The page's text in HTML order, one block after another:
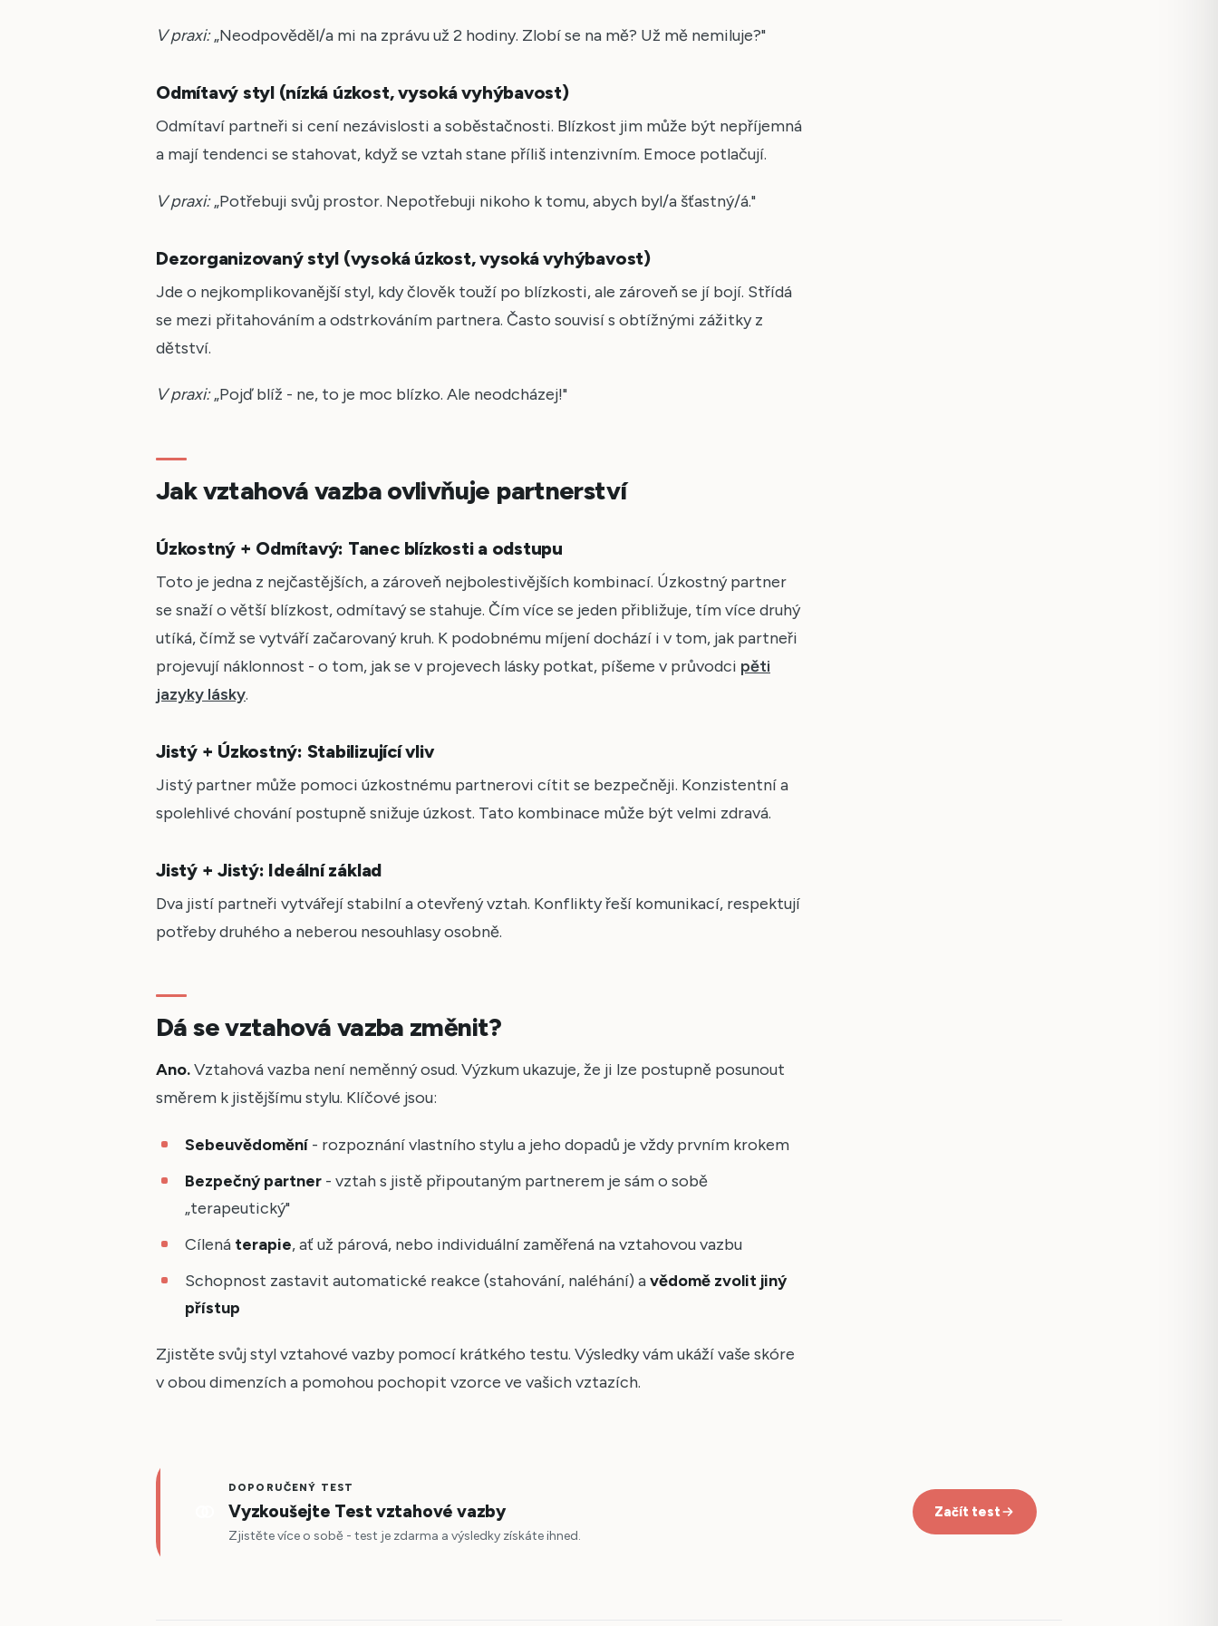
V praxi:„Neodpověděl/a mi na zprávu už 2 hodiny. Zlobí se na mě? Už mě nemiluje?"
Odmítavý styl (nízká úzkost, vysoká vyhýbavost)
Odmítaví partneři si cení nezávislosti a soběstačnosti. Blízkost jim může být nepříjemná
a mají tendenci se stahovat, když se vztah stane příliš intenzivním. Emoce potlačují.
V praxi:„Potřebuji svůj prostor. Nepotřebuji nikoho k tomu, abych byl/a šťastný/á."
Dezorganizovaný styl (vysoká úzkost, vysoká vyhýbavost)
Jde o nejkomplikovanější styl, kdy člověk touží po blízkosti, ale zároveň se jí bojí. Střídá
se mezi přitahováním a odstrkováním partnera. Často souvisí s obtížnými zážitky z
dětství.
V praxi:„Pojď blíž - ne, to je moc blízko. Ale neodcházej!"
Jak vztahová vazba ovlivňuje partnerství
Úzkostný + Odmítavý: Tanec blízkosti a odstupu
Toto je jedna z nejčastějších, a zároveň nejbolestivějších kombinací. Úzkostný partner
se snaží o větší blízkost, odmítavý se stahuje. Čím více se jeden přibližuje, tím více druhý
utíká, čímž se vytváří začarovaný kruh. K podobnému míjení dochází i v tom, jak partneři
projevují náklonnost - o tom, jak se v projevech lásky potkat, píšeme v průvodci pěti
jazyky lásky.
Jistý + Úzkostný: Stabilizující vliv
Jistý partner může pomoci úzkostnému partnerovi cítit se bezpečněji. Konzistentní a
spolehlivé chování postupně snižuje úzkost. Tato kombinace může být velmi zdravá.
Jistý + Jistý: Ideální základ
Dva jistí partneři vytvářejí stabilní a otevřený vztah. Konflikty řeší komunikací, respektují
potřeby druhého a neberou nesouhlasy osobně.
Dá se vztahová vazba změnit?
Ano.Vztahová vazba není neměnný osud. Výzkum ukazuje, že ji lze postupně posunout
směrem k jistějšímu stylu. Klíčové jsou:
Sebeuvědomění- rozpoznání vlastního stylu a jeho dopadů je vždy prvním krokem
Bezpečný partner- vztah s jistě připoutaným partnerem je sám o sobě
„terapeutický"
Cílená terapie, ať už párová, nebo individuální zaměřená na vztahovou vazbu
Schopnost zastavit automatické reakce (stahování, naléhání) avědomě zvolit jiný
přístup
Zjistěte svůj styl vztahové vazby pomocí krátkého testu. Výsledky vám ukáží vaše skóre
v obou dimenzích a pomohou pochopit vzorce ve vašich vztazích.
DOPORUČENÝ TEST
Vyzkoušejte Test vztahové vazby
Zjistěte více o sobě - test je zdarma a výsledky získáte ihned.
Začít test